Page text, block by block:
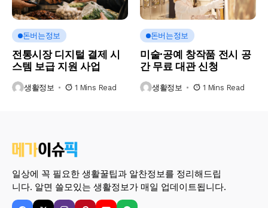
돈버는정보
전통시장 디지털 결제 시
스템 보급 지원 사업
생활정보 1 Mins Read
돈버는정보
미술·공예 창작품 전시 공
간 무료 대관 신청
생활정보 1 Mins Read
일상에 꼭 필요한 생활꿀팁과 알찬정보를 정리해드립
니다. 알면 쓸모있는 생활정보가 매일 업데이트됩니다.